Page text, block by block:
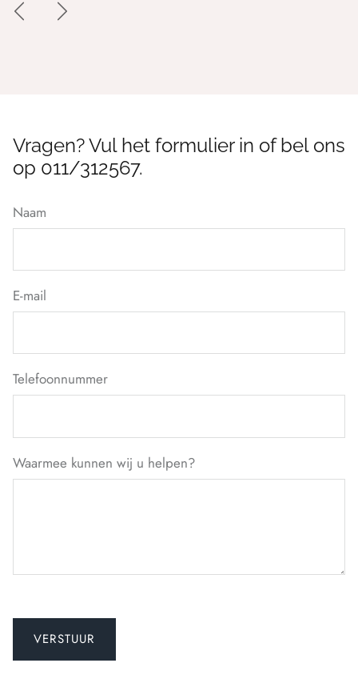
Vragen? Vul het formulier in of bel ons
op 011/312567.
Naam
E-mail
Telefoonnummer
Waarmee kunnen wij u helpen?